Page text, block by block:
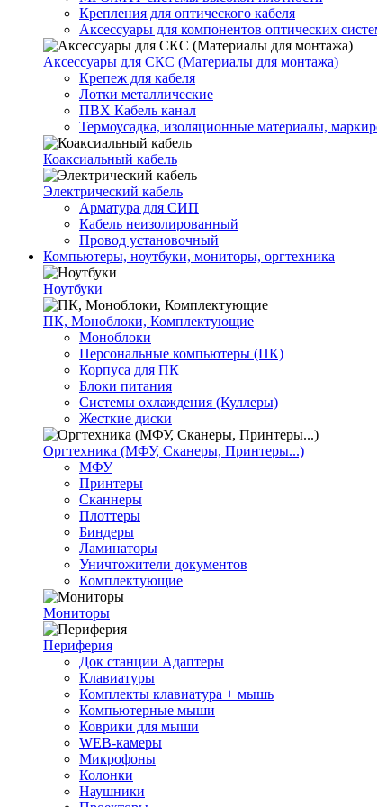
Крепления для оптического кабеля
Аксессуары для компонентов оптических
Аксессуары для СКС (Материалы для монтажа)
Крепеж для кабеля
Лотки металлические
ПВХ Кабель канал
Термоусадка, изоляционные материалы,
Коаксиальный кабель
Электрический кабель
Арматура для СИП
Кабель неизолированный
Провод установочный
Компьютеры, ноутбуки, мониторы, оргтехника
Ноутбуки
ПК, Моноблоки, Комплектующие
Моноблоки
Персональные компьютеры (ПК)
Корпуса для ПК
Блоки питания
Системы охлаждения (Куллеры)
Жесткие диски
Оргтехника (МФУ, Сканеры, Принтеры...)
МФУ
Принтеры
Сканнеры
Плоттеры
Биндеры
Ламинаторы
Уничтожители документов
Комплектующие
Мониторы
Периферия
Док станции Адаптеры
Клавиатуры
Комплекты клавиатура + мышь
Компьютерные мыши
Коврики для мыши
WEB-камеры
Микрофоны
Колонки
Наушники